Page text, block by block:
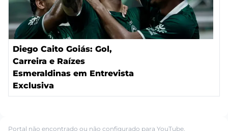
Diego Caito Goiás: Gol,
Carreira e Raízes
Esmeraldinas em Entrevista
Exclusiva
Portal não encontrado ou não configurado para YouTube.